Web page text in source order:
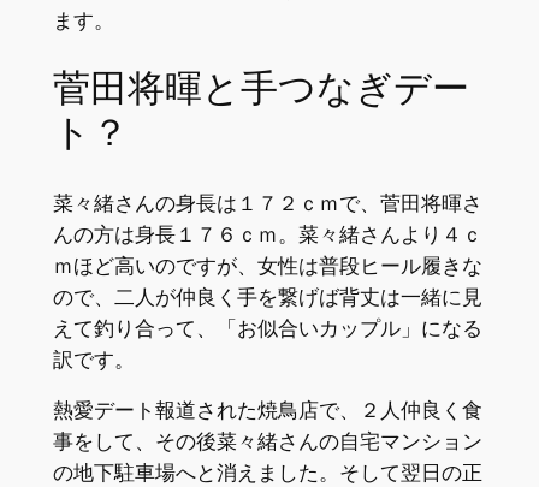
ます。
菅田将暉と手つなぎデー
ト？
菜々緒さんの身長は１７２ｃｍで、菅田将暉さ
んの方は身長１７６ｃｍ。菜々緒さんより４ｃ
ｍほど高いのですが、女性は普段ヒール履きな
ので、二人が仲良く手を繋げば背丈は一緒に見
えて釣り合って、「お似合いカップル」になる
訳です。
熱愛デート報道された焼鳥店で、２人仲良く食
事をして、その後菜々緒さんの自宅マンション
の地下駐車場へと消えました。そして翌日の正